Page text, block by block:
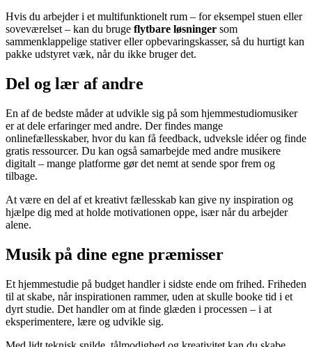
Hvis du arbejder i et multifunktionelt rum – for eksempel stuen eller
soveværelset – kan du bruge flytbare løsninger som
sammenklappelige stativer eller opbevaringskasser, så du hurtigt kan
pakke udstyret væk, når du ikke bruger det.
Del og lær af andre
En af de bedste måder at udvikle sig på som hjemmestudiomusiker
er at dele erfaringer med andre. Der findes mange
onlinefællesskaber, hvor du kan få feedback, udveksle idéer og finde
gratis ressourcer. Du kan også samarbejde med andre musikere
digitalt – mange platforme gør det nemt at sende spor frem og
tilbage.
At være en del af et kreativt fællesskab kan give ny inspiration og
hjælpe dig med at holde motivationen oppe, især når du arbejder
alene.
Musik på dine egne præmisser
Et hjemmestudie på budget handler i sidste ende om frihed. Friheden
til at skabe, når inspirationen rammer, uden at skulle booke tid i et
dyrt studie. Det handler om at finde glæden i processen – i at
eksperimentere, lære og udvikle sig.